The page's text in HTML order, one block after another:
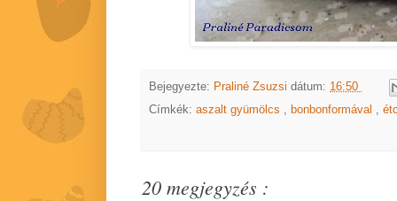
Bejegyezte: Praliné Zsuzsi dátum: 16:50
Címkék: aszalt gyümölcs , bonbonformával ,
20 megjegyzés :